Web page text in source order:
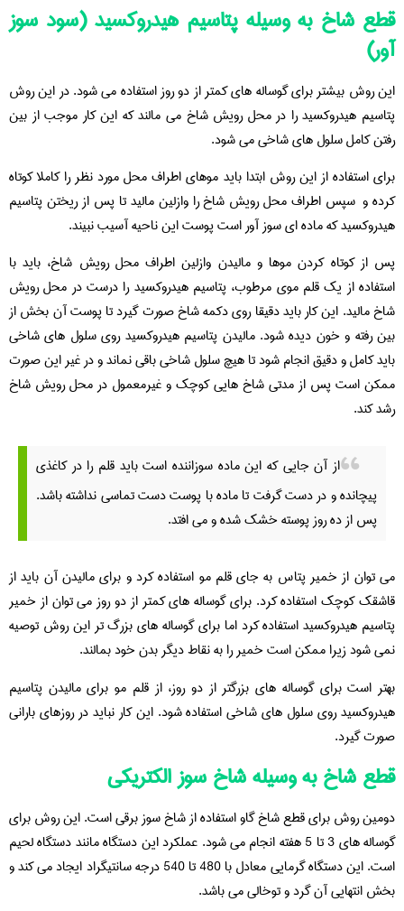
قطع شاخ به وسیله پتاسیم هیدروکسید (سود سوز
آور)
این روش بیشتر برای گوساله های کمتر از دو روز استفاده می شود. در این روش
پتاسیم هیدروکسید را در محل رویش شاخ می مالند که این کار موجب از بین
رفتن کامل سلول های شاخی می شود.
برای استفاده از این روش ابتدا باید موهای اطراف محل مورد نظر را کاملا کوتاه
کرده و سپس اطراف محل رویش شاخ را وازلین مالید تا پس از ریختن پتاسیم
هیدروکسید که ماده ای سوز آور است پوست این ناحیه آسیب نبیند.
پس از کوتاه کردن موها و مالیدن وازلین اطراف محل رویش شاخ، باید با
استفاده از یک قلم موی مرطوب، پتاسیم هیدروکسید را درست در محل رویش
شاخ مالید. این کار باید دقیقا روی دکمه شاخ صورت گیرد تا پوست آن بخش از
بین رفته و خون دیده شود. مالیدن پتاسیم هیدروکسید روی سلول های شاخی
باید کامل و دقیق انجام شود تا هیچ سلول شاخی باقی نماند و در غیر این صورت
ممکن است پس از مدتی شاخ هایی کوچک و غیرمعمول در محل رویش شاخ
رشد کند.
از آن جایی که این ماده سوزاننده است باید قلم را در کاغذی
پیچانده و در دست گرفت تا ماده با پوست دست تماسی نداشته باشد.
پس از ده روز پوسته خشک شده و می افتد.
می توان از خمیر پتاس به جای قلم مو استفاده کرد و برای مالیدن آن باید از
قاشقک کوچک استفاده کرد. برای گوساله های کمتر از دو روز می توان از خمیر
پتاسیم هیدروکسید استفاده کرد اما برای گوساله های بزرگ تر این روش توصیه
نمی شود زیرا ممکن است خمیر را به نقاط دیگر بدن خود بمالند.
بهتر است برای گوساله های بزرگتر از دو روز، از قلم مو برای مالیدن پتاسیم
هیدروکسید روی سلول های شاخی استفاده شود. این کار نباید در روزهای بارانی
صورت گیرد.
قطع شاخ به وسیله شاخ سوز الکتریکی
دومین روش برای قطع شاخ گاو استفاده از شاخ سوز برقي است. این روش برای
گوساله های 3 تا 5 هفته انجام می شود. عملکرد این دستگاه مانند دستگاه لحیم
است. این دستگاه گرمایی معادل با 480 تا 540 درجه سانتیگراد ایجاد می کند و
بخش انتهایی آن گرد و توخالی می باشد.